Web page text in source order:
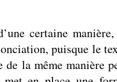
certaine
puisque le
la même manière